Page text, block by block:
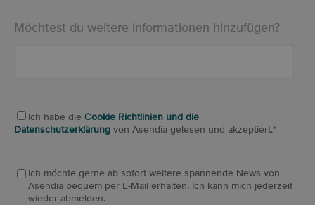
Möchtest du weitere Informationen hinzufügen?
Ich habe die Cookie Richtlinien und die
Datenschutzerklärung von Asendia gelesen und akzeptiert.*
Ich möchte gerne ab sofort weitere spannende News von
Asendia bequem per E-Mail erhalten. Ich kann mich jederzeit
wieder abmelden.